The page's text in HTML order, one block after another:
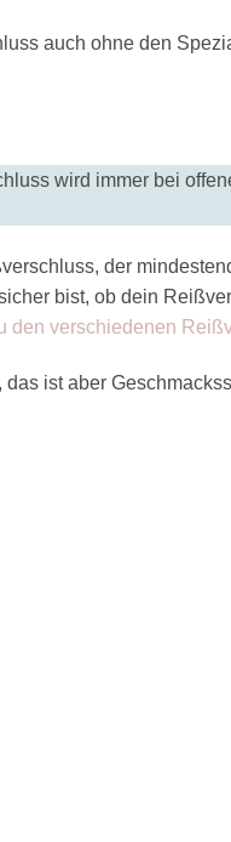
auch ohne den
wird immer bei
der
bist, ob dein
den verschiedenen
ist aber